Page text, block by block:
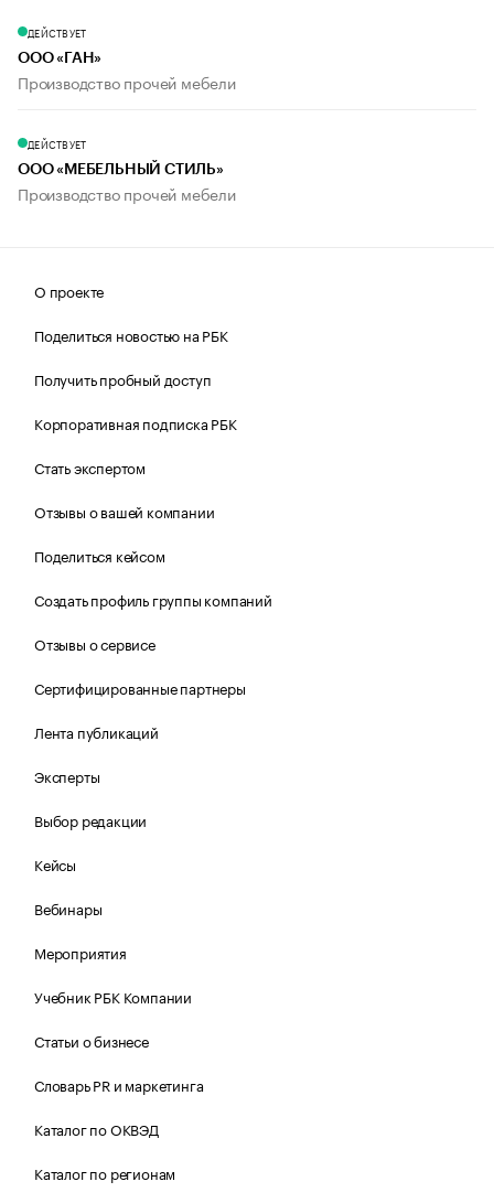
ДЕЙСТВУЕТ
ООО «ГАН»
Производство прочей мебели
ДЕЙСТВУЕТ
ООО «МЕБЕЛЬНЫЙ СТИЛЬ»
Производство прочей мебели
О проекте
Поделиться новостью на РБК
Получить пробный доступ
Корпоративная подписка РБК
Стать экспертом
Отзывы о вашей компании
Поделиться кейсом
Создать профиль группы компаний
Отзывы о сервисе
Сертифицированные партнеры
Лента публикаций
Эксперты
Выбор редакции
Кейсы
Вебинары
Мероприятия
Учебник РБК Компании
Статьи о бизнесе
Словарь PR и маркетинга
Каталог по ОКВЭД
Каталог по регионам